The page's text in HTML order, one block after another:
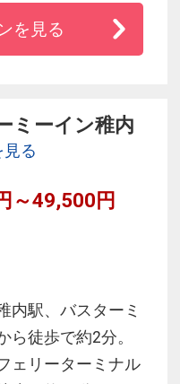
を暖かな気持ちで
気づくりを心がけ
を見る
ミーイン稚内
見る
～49,500円
内駅、バスターミ
ら徒歩で約2分。
ェリーターミナル